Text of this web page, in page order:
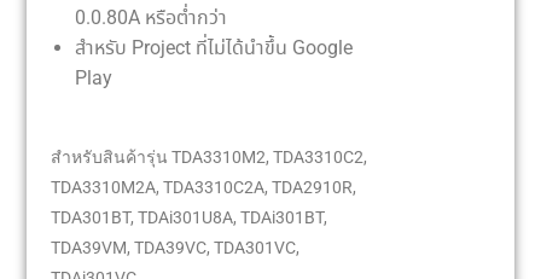
0.0.80A หรือต่ำกว่า
สำหรับ Project ที่ไม่ได้นำขึ้น Google
Play
สำหรับสินค้ารุ่น TDA3310M2, TDA3310C2,
TDA3310M2A, TDA3310C2A, TDA2910R,
TDA301BT, TDAi301U8A, TDAi301BT,
TDA39VM, TDA39VC, TDA301VC,